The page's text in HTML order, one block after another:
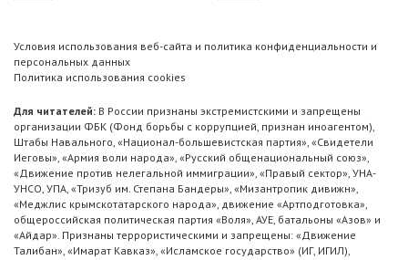
Условия использования веб-сайта и политика конфиденциальности и
персональных данных
Политика использования cookies
Для читателей: В России признаны экстремистскими и запрещены
организации ФБК (Фонд борьбы с коррупцией, признан иноагентом),
Штабы Навального, «Национал-большевистская партия», «Свидетели
Иеговы», «Армия воли народа», «Русский общенациональный союз»,
«Движение против нелегальной иммиграции», «Правый сектор», УНА-
УНСО, УПА, «Тризуб им. Степана Бандеры», «Мизантропик дивижн»,
«Меджлис крымскотатарского народа», движение «Артподготовка»,
общероссийская политическая партия «Воля», АУЕ, батальоны «Азов» и
«Айдар». Признаны террористическими и запрещены: «Движение
Талибан», «Имарат Кавказ», «Исламское государство» (ИГ, ИГИЛ),